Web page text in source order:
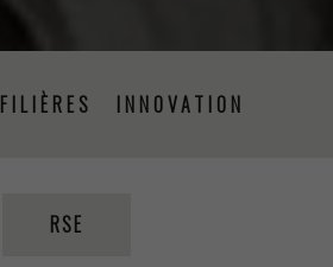
FILIÈRES INNOVATION
ÉVÉNEMENTS
RSE